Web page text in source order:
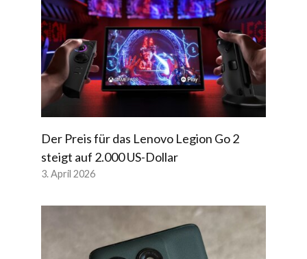
Der Preis für das Lenovo Legion Go 2
steigt auf 2.000 US-Dollar
3. April 2026